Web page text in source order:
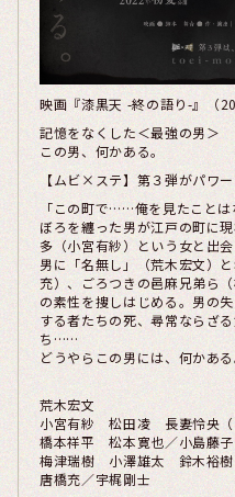
映画『漆黒天 -終の語り-』（
記憶をなくした＜最強の男＞
この男、何かある。
【ムビ×ステ】第３弾がパワ
「この町で……俺を見たことは
ぼろを纏った男が江戸の町に
多（小宮有紗）という女と出
男に「名無し」（荒木宏文）
充）、ごろつきの邑麻兄弟ら
の素性を捜しはじめる。男の
する者たちの死、尋常ならざ
ち……
どうやらこの男には、何かある
荒木宏文
小宮有紗 松田凌 長妻怜央（
橋本祥平 松本寛也／小島藤子
梅津瑞樹 小澤雄太 鈴木裕樹
唐橋充／宇梶剛士